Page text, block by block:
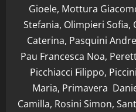
Gioele, Mottura
Stefania, Olimpieri
Caterina, Pasquini
Pau Francesca Noa,
Picchiacci Filippo,
Maria, Primavera
Camilla, Rosini Simon,